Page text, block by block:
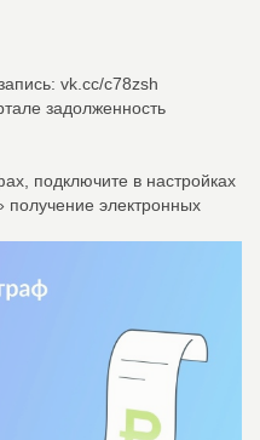
vk.cc/c78zsh
задолженность
подключите в настройках
электронных